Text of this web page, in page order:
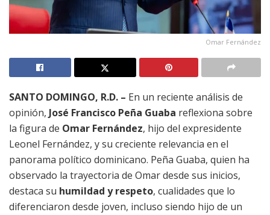
Omar Fernández
SANTO DOMINGO, R.D. – En un reciente análisis de
opinión, José Francisco Peña Guaba reflexiona sobre
la figura de Omar Fernández, hijo del expresidente
Leonel Fernández, y su creciente relevancia en el
panorama político dominicano. Peña Guaba, quien ha
observado la trayectoria de Omar desde sus inicios,
destaca su humildad y respeto, cualidades que lo
diferenciaron desde joven, incluso siendo hijo de un